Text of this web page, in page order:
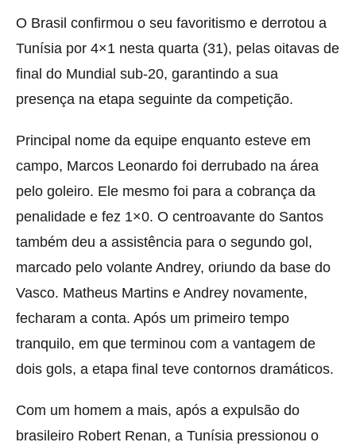
O Brasil confirmou o seu favoritismo e derrotou a
Tunísia por 4×1 nesta quarta (31), pelas oitavas de
final do Mundial sub-20, garantindo a sua
presença na etapa seguinte da competição.
Principal nome da equipe enquanto esteve em
campo, Marcos Leonardo foi derrubado na área
pelo goleiro. Ele mesmo foi para a cobrança da
penalidade e fez 1×0. O centroavante do Santos
também deu a assistência para o segundo gol,
marcado pelo volante Andrey, oriundo da base do
Vasco. Matheus Martins e Andrey novamente,
fecharam a conta. Após um primeiro tempo
tranquilo, em que terminou com a vantagem de
dois gols, a etapa final teve contornos dramáticos.
Com um homem a mais, após a expulsão do
brasileiro Robert Renan, a Tunísia pressionou o